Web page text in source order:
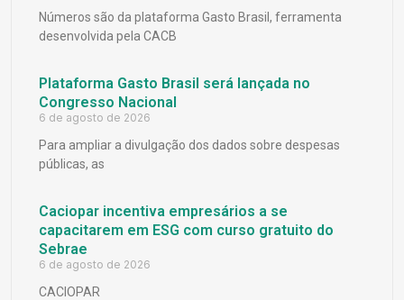
Números são da plataforma Gasto Brasil, ferramenta
desenvolvida pela CACB
Plataforma Gasto Brasil será lançada no
Congresso Nacional
6 de agosto de 2026
Para ampliar a divulgação dos dados sobre despesas
públicas, as
Caciopar incentiva empresários a se
capacitarem em ESG com curso gratuito do
Sebrae
6 de agosto de 2026
CACIOPAR